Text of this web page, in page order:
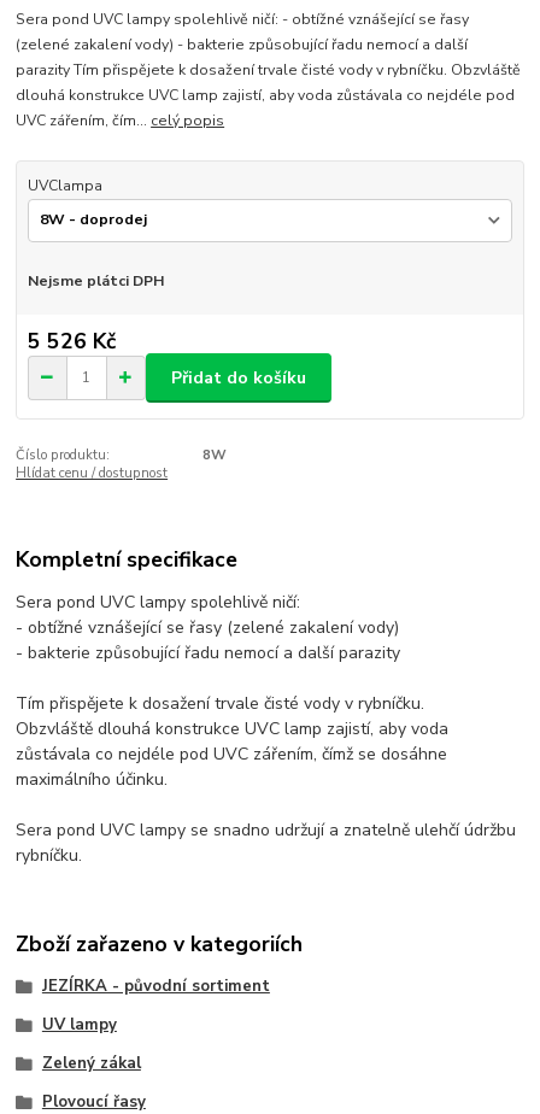
Sera pond UVC lampy spolehlivě ničí: - obtížné vznášející se řasy
(zelené zakalení vody) - bakterie způsobující řadu nemocí a další
parazity Tím přispějete k dosažení trvale čisté vody v rybníčku. Obzvláště
dlouhá konstrukce UVC lamp zajistí, aby voda zůstávala co nejdéle pod
UVC zářením, čím... celý popis
UVClampa
Nejsme plátci DPH
5 526 Kč
Přidat do košíku
Číslo produktu:
8W
Hlídat cenu / dostupnost
Kompletní specifikace
Sera pond UVC lampy spolehlivě ničí:
- obtížné vznášející se řasy (zelené zakalení vody)
- bakterie způsobující řadu nemocí a další parazity
Tím přispějete k dosažení trvale čisté vody v rybníčku.
Obzvláště dlouhá konstrukce UVC lamp zajistí, aby voda
zůstávala co nejdéle pod UVC zářením, čímž se dosáhne
maximálního účinku.
Sera pond UVC lampy se snadno udržují a znatelně ulehčí údržbu
rybníčku.
Zboží zařazeno v kategoriích
JEZÍRKA - původní sortiment
UV lampy
Zelený zákal
Plovoucí řasy